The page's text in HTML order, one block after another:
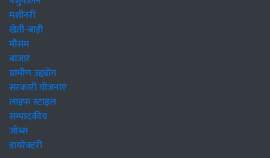
मशीनरी
खेती-बाड़ी
मौसम
बाजार
ग्रामीण उद्द्योग
सरकारी योजनाएं
लाइफ स्टाइल
सम्पादकीय
जॉब्स
डायरेक्टरी